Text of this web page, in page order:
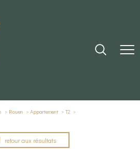
Rouen Appartement
T2
retour aux résultats